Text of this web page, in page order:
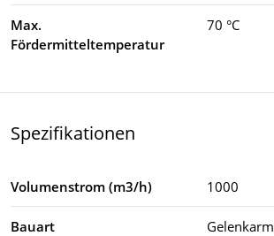
Max.
Fördermitteltemperatur
70 °C
Spezifikationen
Volumenstrom (m3/h) 1000
Bauart Gelenkarm